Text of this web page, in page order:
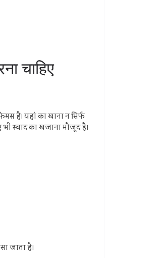
चाहिए
है। यहां का खाना न सिर्फ
स्वाद का खजाना मौजूद है।
जाता है।